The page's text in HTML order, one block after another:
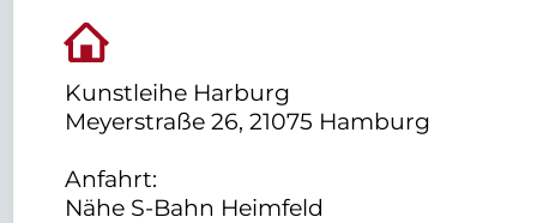
Kunstleihe Harburg
Meyerstraße 26, 21075 Hamburg
Anfahrt:
Nähe S-Bahn Heimfeld